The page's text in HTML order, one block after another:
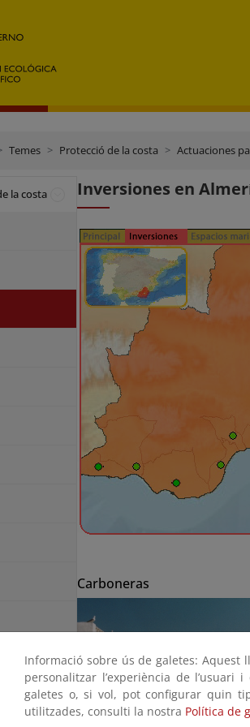
Temes Protecció de la costa Actuaciones
la costa Inversiones en
Carboneras
Informació sobre ús de galetes:
personalitzar l’experiència de
galetes o, si vol, pot configurar quin
utilitzades, consulti la nostra Política de